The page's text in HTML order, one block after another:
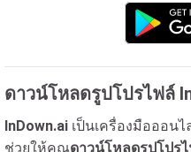
ดาวน์โหลดรูปโปรไฟล์
InDown.ai เป็นเครื่องมือออน
ช่วยให้คุณดาวน์โหลดรูปโปร